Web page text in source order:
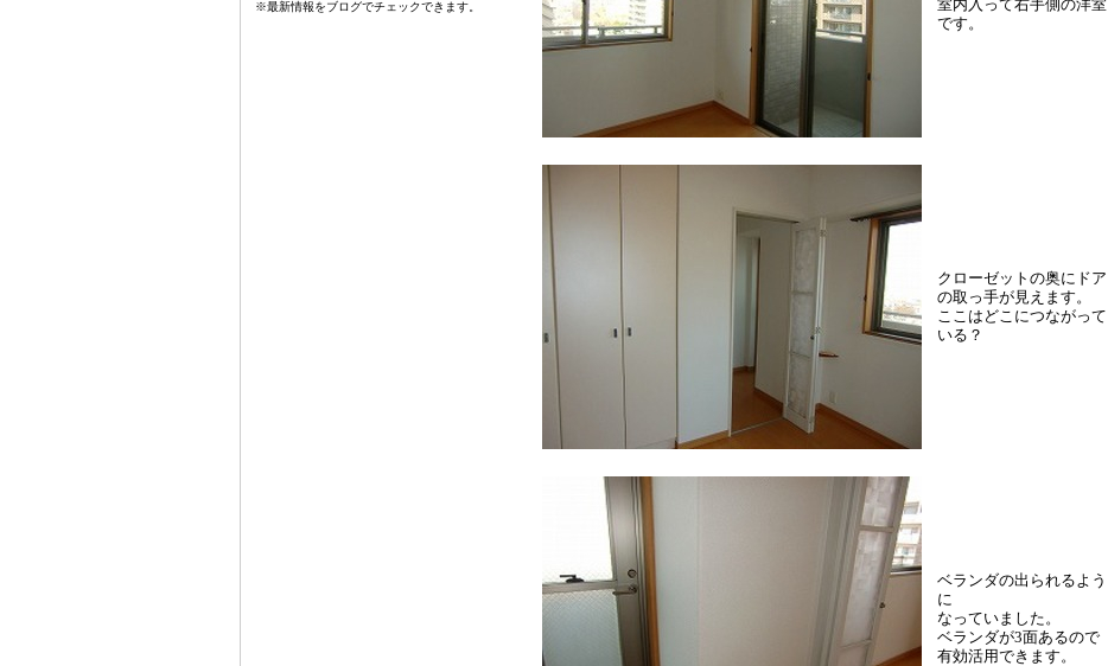
室内入って右手側の洋室
です。
クローゼットの奥にドア
の取っ手が見えます。
ここはどこにつながって
いる？
ベランダの出られるよう
に
なっていました。
ベランダが3面あるので
有効活用できます。
※最新情報をブログでチェックできます。